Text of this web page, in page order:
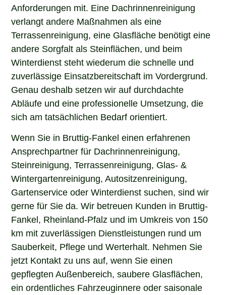
Anforderungen mit. Eine Dachrinnenreinigung
verlangt andere Maßnahmen als eine
Terrassenreinigung, eine Glasfläche benötigt eine
andere Sorgfalt als Steinflächen, und beim
Winterdienst steht wiederum die schnelle und
zuverlässige Einsatzbereitschaft im Vordergrund.
Genau deshalb setzen wir auf durchdachte
Abläufe und eine professionelle Umsetzung, die
sich am tatsächlichen Bedarf orientiert.
Wenn Sie in Bruttig-Fankel einen erfahrenen
Ansprechpartner für Dachrinnenreinigung,
Steinreinigung, Terrassenreinigung, Glas- &
Wintergartenreinigung, Autositzenreinigung,
Gartenservice oder Winterdienst suchen, sind wir
gerne für Sie da. Wir betreuen Kunden in Bruttig-
Fankel, Rheinland-Pfalz und im Umkreis von 150
km mit zuverlässigen Dienstleistungen rund um
Sauberkeit, Pflege und Werterhalt. Nehmen Sie
jetzt Kontakt zu uns auf, wenn Sie einen
gepflegten Außenbereich, saubere Glasflächen,
ein ordentliches Fahrzeuginnere oder saisonale